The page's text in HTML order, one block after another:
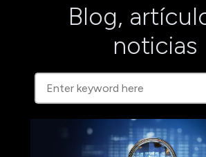
Blog,
noticias